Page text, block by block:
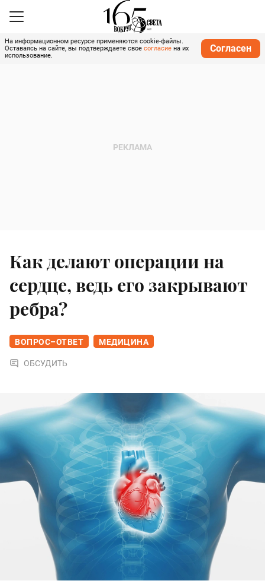
На информационном ресурсе применяются cookie-файлы.
Оставаясь на сайте, вы подтверждаете свое согласие на их
использование.
Согласен
Как делают операции на
сердце, ведь его закрывают
ребра?
ВОПРОС–ОТВЕТ МЕДИЦИНА
ОБСУДИТЬ